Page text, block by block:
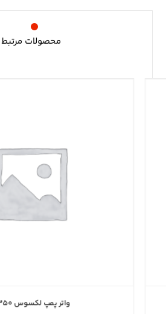
محصولات مرتبط
واتر پمپ لکسوس es۳۵۰